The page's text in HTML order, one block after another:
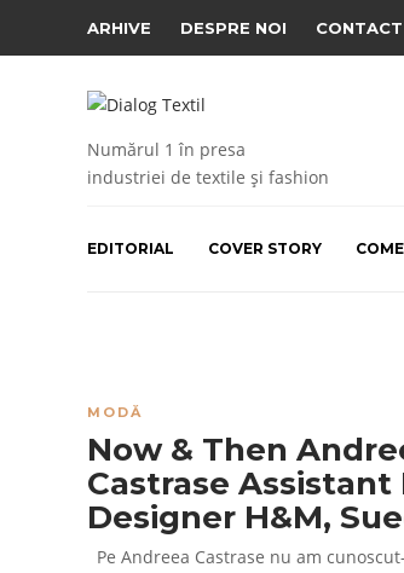
ARHIVE DESPRE NOI CONTACT
Numărul 1 în presa
industriei de textile și fashion
EDITORIAL COVER STORY
MODĂ
Now & Then
Castrase Assistant
Designer H&M,
Pe Andreea Castrase nu am